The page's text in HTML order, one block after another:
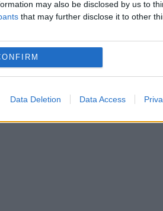
may also be disclosed by us to
that may further disclose it to other
Data Deletion Data Access
Manchester City, joc în
arădeanul a ieșit în
căruia „ceasornicarii”,
Mondial din Rusia.